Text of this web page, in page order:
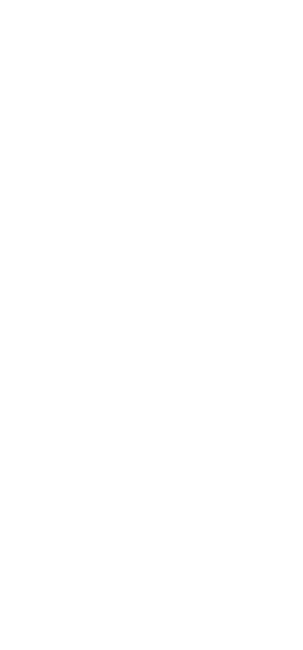
[--anonymize] [--overwrite]
CONCURRENCY] [--move]
SeriesDescription